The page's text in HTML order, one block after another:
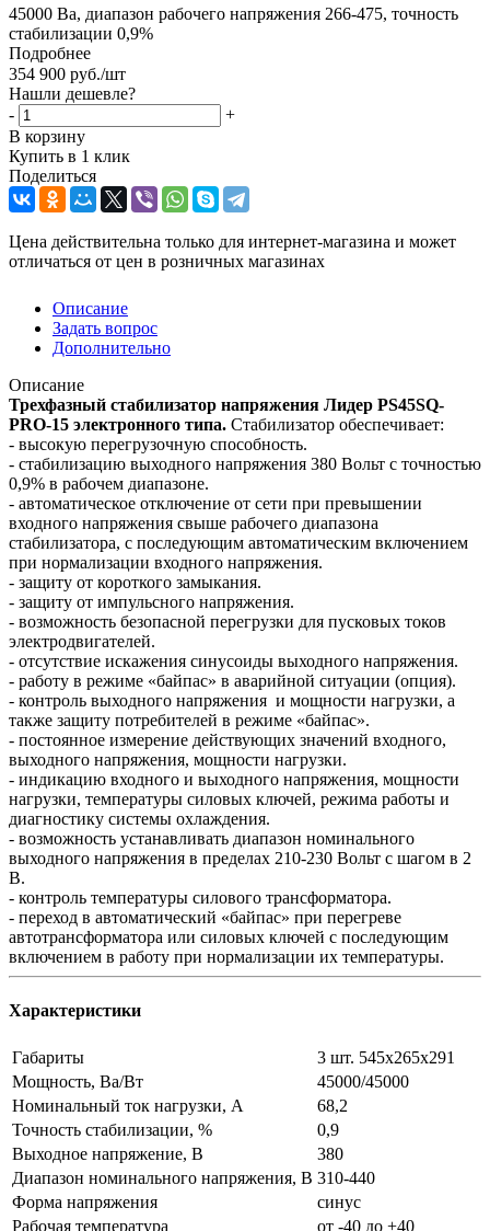
45000 Ва, диапазон рабочего напряжения 266-475, точность
стабилизации 0,9%
Подробнее
354 900 руб./шт
Нашли дешевле?
-
+
В корзину
Купить в 1 клик
Поделиться
Цена действительна только для интернет-магазина и может
отличаться от цен в розничных магазинах
Описание
Задать вопрос
Дополнительно
Описание
Трехфазный стабилизатор напряжения Лидер PS45SQ-
PRO-15 электронного типа. Стабилизатор обеспечивает:
- высокую перегрузочную способность.
- стабилизацию выходного напряжения 380 Вольт с точностью
0,9% в рабочем диапазоне.
- автоматическое отключение от сети при превышении
входного напряжения свыше рабочего диапазона
стабилизатора, с последующим автоматическим включением
при нормализации входного напряжения.
- защиту от короткого замыкания.
- защиту от импульсного напряжения.
- возможность безопасной перегрузки для пусковых токов
электродвигателей.
- отсутствие искажения синусоиды выходного напряжения.
- работу в режиме «байпас» в аварийной ситуации (опция).
- контроль выходного напряжения и мощности нагрузки, а
также защиту потребителей в режиме «байпас».
- постоянное измерение действующих значений входного,
выходного напряжения, мощности нагрузки.
- индикацию входного и выходного напряжения, мощности
нагрузки, температуры силовых ключей, режима работы и
диагностику системы охлаждения.
- возможность устанавливать диапазон номинального
выходного напряжения в пределах 210-230 Вольт с шагом в 2
В.
- контроль температуры силового трансформатора.
- переход в автоматический «байпас» при перегреве
автотрансформатора или силовых ключей с последующим
включением в работу при нормализации их температуры.
Характеристики
Габариты
3 шт. 545х265х291
Мощность, Ва/Вт
45000/45000
Номинальный ток нагрузки, А
68,2
Точность стабилизации, %
0,9
Выходное напряжение, В
380
Диапазон номинального напряжения, В 310-440
Форма напряжения
синус
Рабочая температура
от -40 до +40